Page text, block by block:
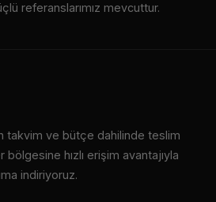
referanslarımız mevcuttur.
takvim ve bütçe dahilinde teslim
hızlı erişim avantajıyla
indiriyoruz.